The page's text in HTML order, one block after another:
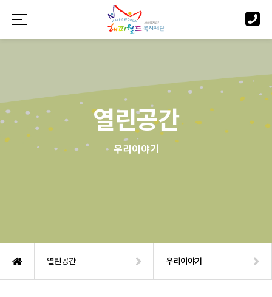
열린공간
우리이야기
열린공간 우리이야기